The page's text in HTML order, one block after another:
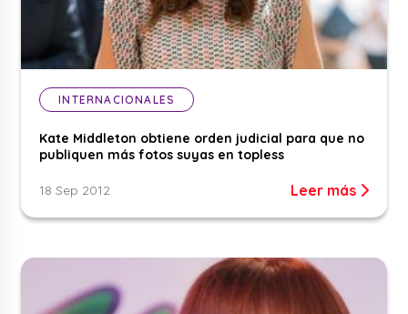
INTERNACIONALES
Kate Middleton obtiene orden judicial para que no
publiquen más fotos suyas en topless
18 Sep 2012 Leer más